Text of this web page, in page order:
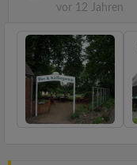
vor 12 Jahren